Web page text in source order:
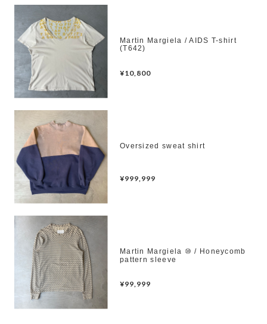
Martin Margiela / AIDS T-shirt
(T642)
¥10,800
Oversized sweat shirt
¥999,999
Martin Margiela ⑩ / Honeycomb
pattern sleeve
¥99,999